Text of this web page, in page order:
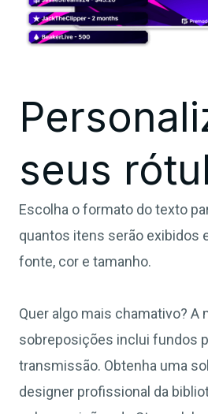
seus
Escolha o formato do texto
quantos itens serão exibidos
fonte, cor e tamanho.
Quer algo mais chamativo? A
sobreposições inclui fundos
transmissão. Obtenha uma
designer profissional da